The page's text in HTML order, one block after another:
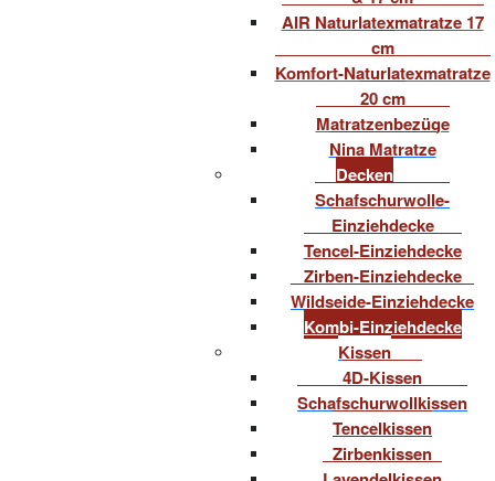
AIR Naturlatexmatratze 17
cm
Komfort-Naturlatexmatratze
20 cm
Matratzenbezüge
Nina Matratze
Decken
Schafschurwolle-
Einziehdecke
Tencel-Einziehdecke
Zirben-Einziehdecke
Wildseide-Einziehdecke
Kombi-Einziehdecke
Kissen
4D-Kissen
Schafschurwollkissen
Tencelkissen
Zirbenkissen